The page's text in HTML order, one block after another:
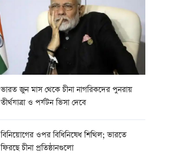
ভারত জুন মাস থেকে চীনা নাগরিকদের পুনরায়
তীর্থযাত্রা ও পর্যটন ভিসা দেবে
বিনিয়োগের ওপর বিধিনিষেধ শিথিল; ভারতে
ফিরছে চীনা প্রতিষ্ঠানগুলো